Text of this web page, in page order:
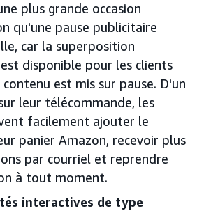
plus grande occasion
qu'une pause publicitaire
car la superposition
disponible pour les clients
est mis sur pause. D'un
leur télécommande, les
facilement ajouter le
panier Amazon, recevoir plus
par courriel et reprendre
à tout moment.
interactives de type